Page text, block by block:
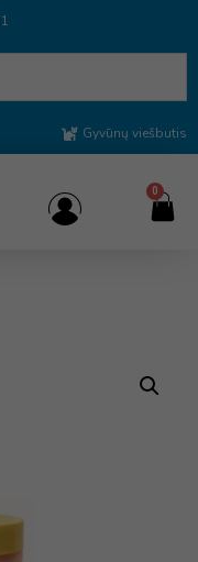
Gyvūnų viešbutis
0